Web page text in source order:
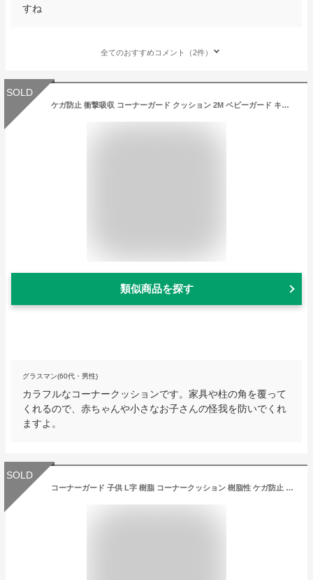
すね
全てのおすすめコメント（2件）
SOLD
ケガ防止 衝撃吸収 コーナーガード クッション 2M ベビーガード キッズ ベビー マタニティ セーフティーグッズ ベビーサークル ベビーゲート コーナークッション ロールタイプ 送料無料
類似商品を探す
グラスマン(60代・男性)
カラフルなコーナークッションです。家具や柱の角を覆って
くれるので、赤ちゃんや小さなお子さんの怪我を防いでくれ
ますよ。
SOLD
コーナーガード 子供 L字 樹脂 コーナークッション 樹脂性 ケガ防止 衝撃吸収 ベビーガード セーフティグッズ キッズ 衝撃吸収 けが防止 保護 6m